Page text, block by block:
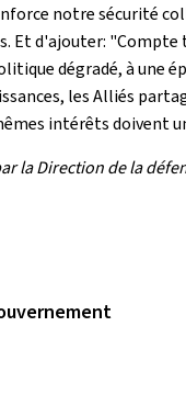
notre sécurité
Et d'ajouter:
dégradé, à une
les Alliés
intérêts doivent
la Direction de la